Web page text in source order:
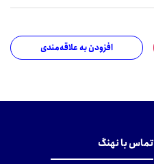
افزودن به علاقه‌مندی
تماس با نهنگ